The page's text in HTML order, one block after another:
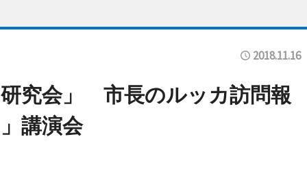
2018.11.16
究会」 市長のルッカ訪問報
講演会